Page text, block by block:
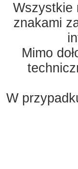
Wszystkie
znakami
Mimo
W